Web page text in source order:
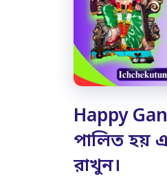
Happy
পালিত হয়
রাখুন।